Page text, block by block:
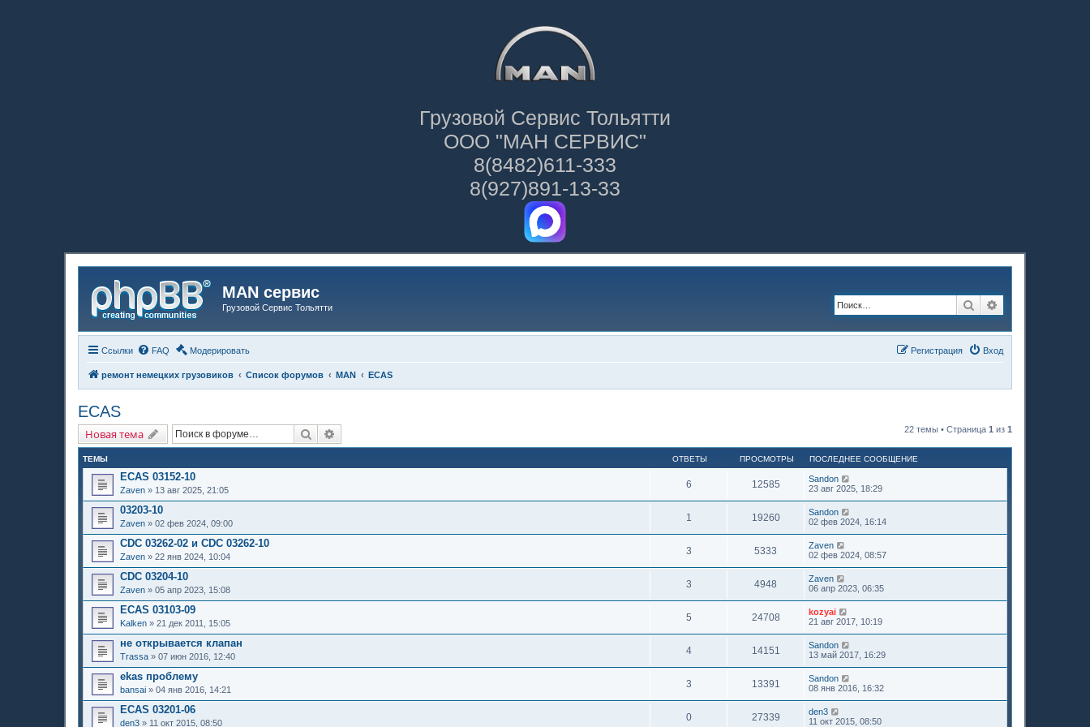
Грузовой Сервис Тольятти
ООО "МАН СЕРВИС"
8(8482)611-333
8(927)891-13-33
MAN сервис
Грузовой Сервис Тольятти Поиск
Ссылки FAQ Модерировать Вход
Регистрация
ремонт немецких грузовиков Список форумов MAN ECAS
ECAS
Новая тема Поиск 22 темы • Страница 1 из 1
ТЕМЫ ОТВЕТЫ ПРОСМОТРЫ ПОСЛЕДНЕЕ СООБЩЕНИЕ
ECAS 03152-10
Zaven » 13 авг 2025, 21:05
6 12585
Sandon
23 авг 2025, 18:29
03203-10
Zaven » 02 фев 2024, 09:00
1 19260
Sandon
02 фев 2024, 16:14
CDC 03262-02 и CDC 03262-10
Zaven » 22 янв 2024, 10:04
3 5333
Zaven
02 фев 2024, 08:57
CDC 03204-10
Zaven » 05 апр 2023, 15:08
3 4948
Zaven
06 апр 2023, 06:35
ECAS 03103-09
Kalken » 21 дек 2011, 15:05
5 24708
kozyai
21 авг 2017, 10:19
не открывается клапан
Trassa » 07 июн 2016, 12:40
4 14151
Sandon
13 май 2017, 16:29
ekas проблему
bansai » 04 янв 2016, 14:21
3 13391
Sandon
08 янв 2016, 16:32
ECAS 03201-06
den3 » 11 окт 2015, 08:50
0 27339
den3
11 окт 2015, 08:50